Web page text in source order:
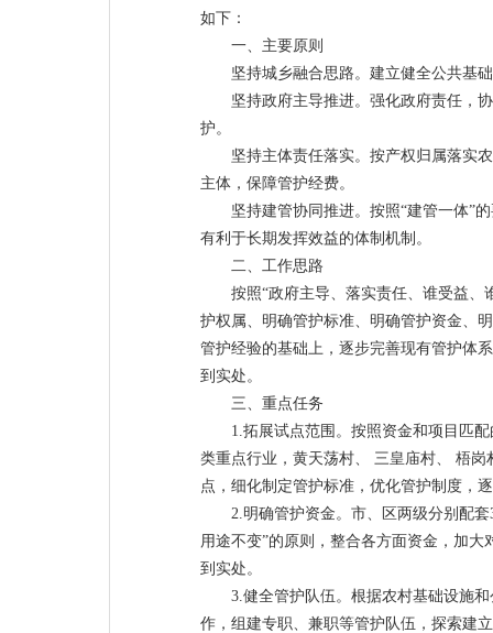
如下：
一、主要原则
坚持城乡融合思路。建立健全公共基
坚持政府主导推进。强化政府责任，
护。
坚持主体责任落实。按产权归属落实
主体，保障管护经费。
坚持建管协同推进。按照“建管一体”
有利于长期发挥效益的体制机制。
二、工作思路
按照“政府主导、落实责任、谁受益、
护权属、明确管护标准、明确管护资金、
管护经验的基础上，逐步完善现有管护体
到实处。
三、重点任务
1.拓展试点范围。按照资金和项目匹
类重点行业，黄天荡村、 三皇庙村、 梧
点，细化制定管护标准，优化管护制度，
2.明确管护资金。市、区两级分别配
用途不变”的原则，整合各方面资金，加
到实处。
3.健全管护队伍。根据农村基础设施
作，组建专职、兼职等管护队伍，探索建